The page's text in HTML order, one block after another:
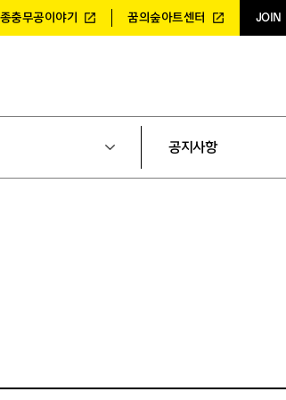
충무공이야기 꿈의숲아트센터 JOIN
공지사항